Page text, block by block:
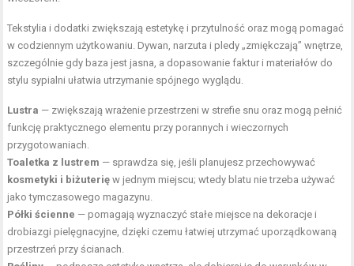
Tekstylia i dodatki zwiększają estetykę i przytulność oraz mogą pomagać
w codziennym użytkowaniu. Dywan, narzuta i pledy „zmiękczają” wnętrze,
szczególnie gdy baza jest jasna, a dopasowanie faktur i materiałów do
stylu sypialni ułatwia utrzymanie spójnego wyglądu.
Lustra — zwiększają wrażenie przestrzeni w strefie snu oraz mogą pełnić
funkcję praktycznego elementu przy porannych i wieczornych
przygotowaniach.
Toaletka z lustrem — sprawdza się, jeśli planujesz przechowywać
kosmetyki i biżuterię w jednym miejscu; wtedy blatu nie trzeba używać
jako tymczasowego magazynu.
Półki ścienne — pomagają wyznaczyć stałe miejsce na dekoracje i
drobiazgi pielęgnacyjne, dzięki czemu łatwiej utrzymać uporządkowaną
przestrzeń przy ścianach.